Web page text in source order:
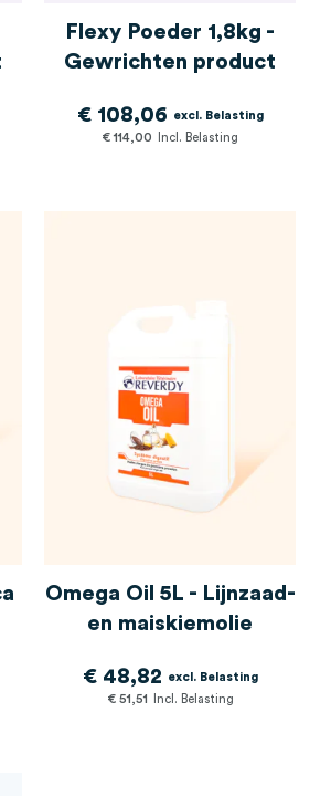
Flexy Poeder 1,8kg -
Gewrichten product
€ 114,00
€ 108,06
Omega Oil 5L - Lijnzaad-
en maiskiemolie
€ 51,51
€ 48,82